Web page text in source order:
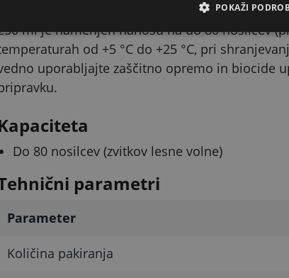
Dobite jasno predstavo, koliko nanosov
ml je namenjen nanosu na do 80 nosilcev
od +5 °C do +25 °C, pri
uporabljajte zaščitno opremo in biocide
Do 80 nosilcev (zvitkov lesne volne)
parametri
Parameter
Količina pakiranja
POKAŽI